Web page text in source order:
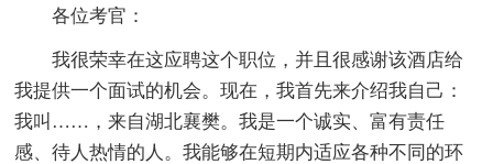
各位考官：
我很荣幸在这应聘这个职位，并且很感谢该酒店给
我提供一个面试的机会。现在，我首先来介绍我自己：
我叫……，来自湖北襄樊。我是一个诚实、富有责任
感、待人热情的人。我能够在短期内适应各种不同的环